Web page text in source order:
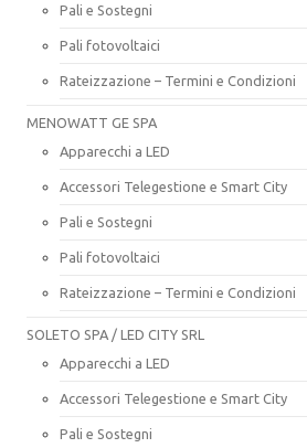
Pali e Sostegni
Pali fotovoltaici
Rateizzazione – Termini e Condizioni
MENOWATT GE SPA
Apparecchi a LED
Accessori Telegestione e Smart City
Pali e Sostegni
Pali fotovoltaici
Rateizzazione – Termini e Condizioni
SOLETO SPA / LED CITY SRL
Apparecchi a LED
Accessori Telegestione e Smart City
Pali e Sostegni